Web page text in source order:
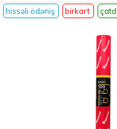
hissəli ödəniş birkart